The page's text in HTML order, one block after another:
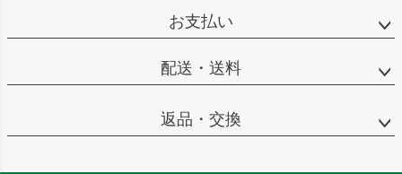
お支払い
配送・送料
返品・交換